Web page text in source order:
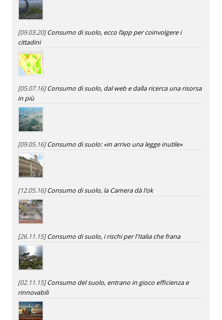
[09.03.20]Consumo di suolo, ecco l’app per coinvolgere i
cittadini
[05.07.16]Consumo di suolo, dal web e dalla ricerca una risorsa
in più
[09.05.16]Consumo di suolo: «in arrivo una legge inutile»
[12.05.16]Consumo di suolo, la Camera dà l'ok
[26.11.15]Consumo di suolo, i rischi per l'Italia che frana
[02.11.15]Consumo del suolo, entrano in gioco efficienza e
rinnovabili